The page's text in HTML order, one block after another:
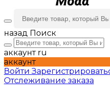
назад Поиск
аккаунт ru
аккаунт
Войти
Отслеживание заказа